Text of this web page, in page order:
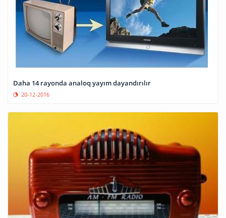
Daha 14 rayonda analoq yayım dayandırılır
20-12-2016